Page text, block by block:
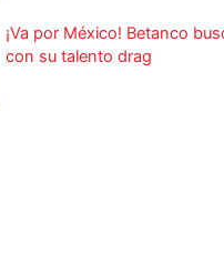
¡Va por México! Betanco
con su talento drag